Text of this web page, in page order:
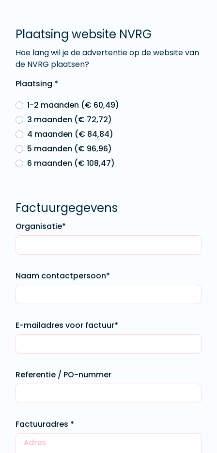
Plaatsing website NVRG
Hoe lang wil je de advertentie op de website van
de NVRG plaatsen?
Plaatsing *
1-2 maanden (€ 60,49)
3 maanden (€ 72,72)
4 maanden (€ 84,84)
5 maanden (€ 96,96)
6 maanden (€ 108,47)
Factuurgegevens
Organisatie*
Naam contactpersoon*
E-mailadres voor factuur*
Referentie / PO-nummer
Factuuradres *